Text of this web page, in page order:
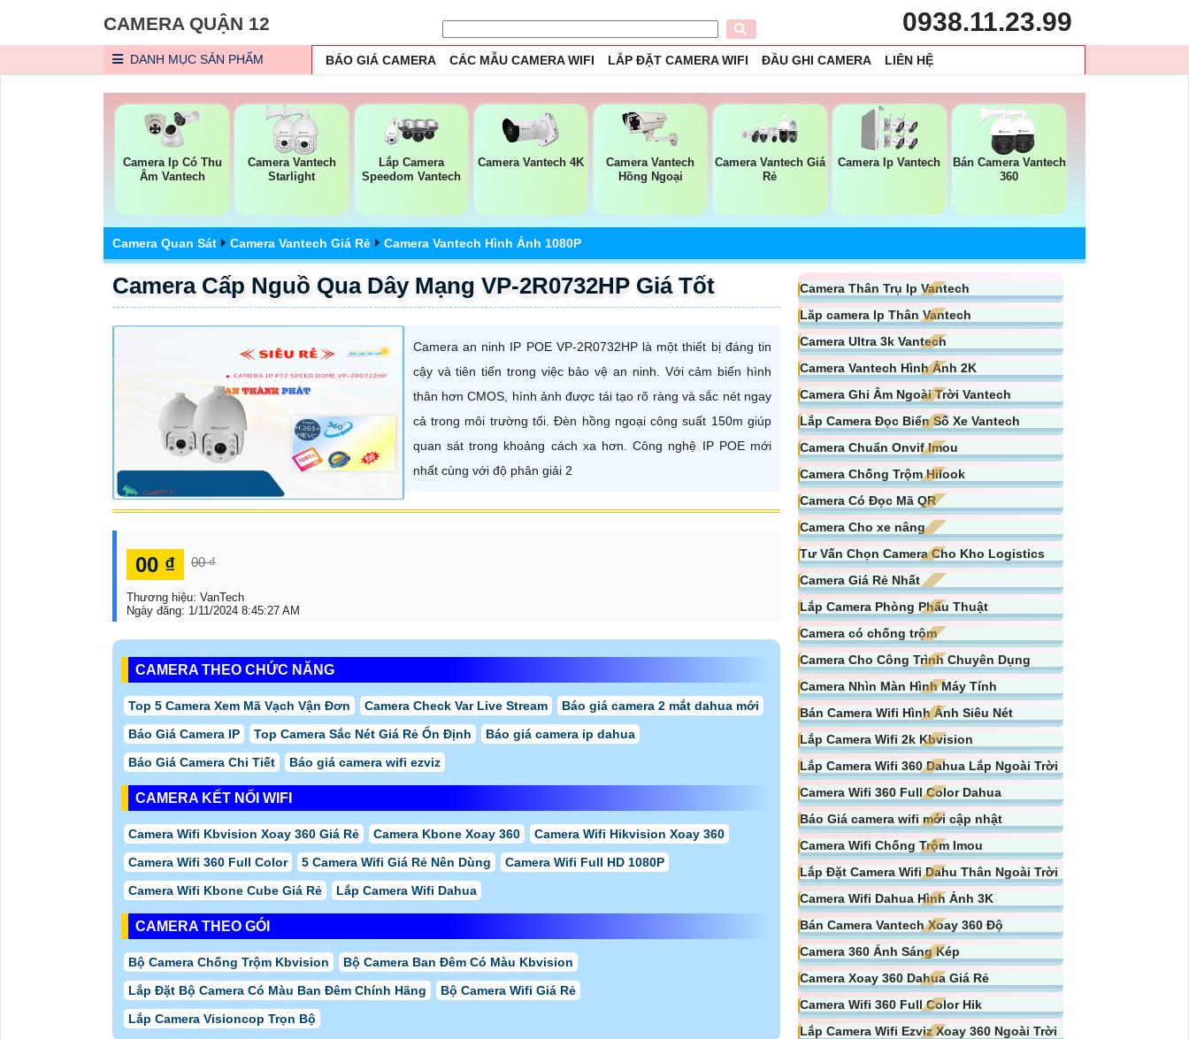
CAMERA QUẬN 12 0938.11.23.99
DANH MỤC SẢN PHẨM BÁO GIÁ CAMERA CÁC MẪU CAMERA WIFI LẮP ĐẶT CAMERA WIFI ĐẦU GHI CAMERA LIÊN HỆ
Camera Ip Có Thu
Âm Vantech
Camera Vantech
Starlight
Lắp Camera
Speedom Vantech
Camera Vantech 4K
Camera Vantech
Hồng Ngoại
Camera Vantech Giá
Rẻ
Camera Ip Vantech
Bán Camera Vantech
360
Camera Quan Sát Camera Vantech Giá Rẻ Camera Vantech Hình Ảnh 1080P
Camera Cấp Nguồ Qua Dây Mạng VP-2R0732HP Giá Tốt
Camera an ninh IP POE VP-2R0732HP là một thiết bị đáng tin
cậy và tiên tiến trong việc bảo vệ an ninh. Với cảm biến hình
thân hơn CMOS, hình ảnh được tái tạo rõ ràng và sắc nét ngay
cả trong môi trường tối. Đèn hồng ngoại công suất 150m giúp
quan sát trong khoảng cách xa hơn. Công nghệ IP POE mới
nhất cùng với độ phân giải 2
00 ₫ 00 ₫
Thương hiệu: VanTech
Ngày đăng: 1/11/2024 8:45:27 AM
CAMERA THEO CHỨC NĂNG
Top 5 Camera Xem Mã Vạch Vận Đơn Camera Check Var Live Stream
Báo giá camera 2 mắt dahua mới
Báo Giá Camera IP
Top Camera Sắc Nét Giá Rẻ Ổn Định
Báo giá camera ip dahua
Báo Giá Camera Chi Tiết
Báo giá camera wifi ezviz
CAMERA KẾT NỐI WIFI
Camera Wifi Kbvision Xoay 360 Giá Rẻ Camera Kbone Xoay 360
Camera Wifi Hikvision Xoay 360
Camera Wifi 360 Full Color
5 Camera Wifi Giá Rẻ Nên Dùng
Camera Wifi Full HD 1080P
Camera Wifi Kbone Cube Giá Rẻ
Lắp Camera Wifi Dahua
CAMERA THEO GÓI
Bộ Camera Chống Trộm Kbvision
Bộ Camera Ban Đêm Có Màu Kbvision
Lắp Đặt Bộ Camera Có Màu Ban Đêm Chính Hãng
Bộ Camera Wifi Giá Rẻ
Lắp Camera Visioncop Trọn Bộ
Camera Thân Trụ Ip Vantech
Lăp camera Ip Thân Vantech
Camera Ultra 3k Vantech
Camera Vantech Hình Ảnh 2K
Camera Ghi Âm Ngoài Trời Vantech
Lắp Camera Đọc Biển Số Xe Vantech
Camera Chuẩn Onvif Imou
Camera Chống Trộm Hilook
Camera Có Đọc Mã QR
Camera Cho xe nâng
Tư Vấn Chọn Camera Cho Kho Logistics
Camera Giá Rẻ Nhất
Lắp Camera Phòng Phẩu Thuật
Camera có chống trộm
Camera Cho Công Trình Chuyên Dụng
Camera Nhìn Màn Hình Máy Tính
Bán Camera Wifi Hình Ảnh Siêu Nét
Lắp Camera Wifi 2k Kbvision
Lắp Camera Wifi 360 Dahua Lắp Ngoài Trời
Camera Wifi 360 Full Color Dahua
Báo Giá camera wifi mới cập nhật
Camera Wifi Chống Trộm Imou
Lắp Đặt Camera Wifi Dahu Thân Ngoài Trời
Camera Wifi Dahua Hình Ảnh 3K
Bán Camera Vantech Xoay 360 Độ
Camera 360 Ánh Sáng Kép
Camera Xoay 360 Dahua Giá Rẻ
Camera Wifi 360 Full Color Hik
Lắp Camera Wifi Ezviz Xoay 360 Ngoài Trời